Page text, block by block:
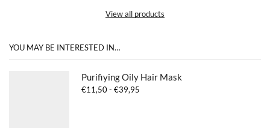
View all products
YOU MAY BE INTERESTED IN…
Purifiying Oily Hair Mask
€11,50- €39,95